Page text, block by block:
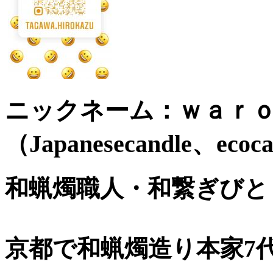
ニックネーム：ｗａｒ
（Japanesecandle、
和蝋燭職人・和繋ぎびと
京都で和蝋燭造り本家7